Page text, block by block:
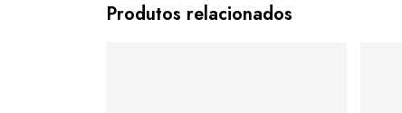
Produtos relacionados